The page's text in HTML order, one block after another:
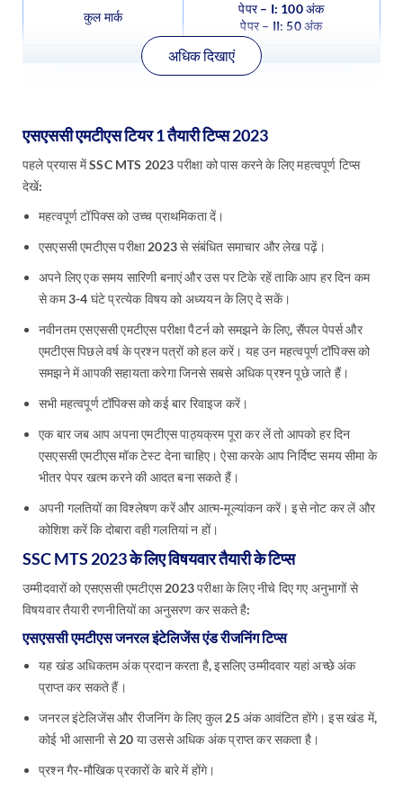
कुल मार्क
पेपर – I: 100 अंक
पेपर – II: 50 अंक
अधिक दिखाएं
एसएससी एमटीएस टियर 1 तैयारी टिप्स 2023
पहले प्रयास में SSC MTS 2023 परीक्षा को पास करने के लिए महत्वपूर्ण टिप्स
देखें:
महत्वपूर्ण टॉपिक्स को उच्च प्राथमिकता दें।
एसएससी एमटीएस परीक्षा 2023 से संबंधित समाचार और लेख पढ़ें।
अपने लिए एक समय सारिणी बनाएं और उस पर टिके रहें ताकि आप हर दिन कम
से कम 3-4 घंटे प्रत्येक विषय को अध्ययन के लिए दे सकें।
नवीनतम एसएससी एमटीएस परीक्षा पैटर्न को समझने के लिए, सैंपल पेपर्स और
एमटीएस पिछले वर्ष के प्रश्न पत्रों को हल करें। यह उन महत्वपूर्ण टॉपिक्स को
समझने में आपकी सहायता करेगा जिनसे सबसे अधिक प्रश्न पूछे जाते हैं।
सभी महत्वपूर्ण टॉपिक्स को कई बार रिवाइज करें।
एक बार जब आप अपना एमटीएस पाठ्यक्रम पूरा कर लें तो आपको हर दिन
एसएससी एमटीएस मॉक टेस्ट देना चाहिए। ऐसा करके आप निर्दिष्ट समय सीमा के
भीतर पेपर खत्म करने की आदत बना सकते हैं।
अपनी गलतियों का विश्लेषण करें और आत्म-मूल्यांकन करें। इसे नोट कर लें और
कोशिश करें कि दोबारा वही गलतियां न हों।
SSC MTS 2023 के लिए विषयवार तैयारी के टिप्स
उम्मीदवारों को एसएससी एमटीएस 2023 परीक्षा के लिए नीचे दिए गए अनुभागों से
विषयवार तैयारी रणनीतियों का अनुसरण कर सकते है:
एसएससी एमटीएस जनरल इंटेलिजेंस एंड रीजनिंग टिप्स
यह खंड अधिकतम अंक प्रदान करता है, इसलिए उम्मीदवार यहां अच्छे अंक
प्राप्त कर सकते हैं।
जनरल इंटेलिजेंस और रीजनिंग के लिए कुल 25 अंक आवंटित होंगे। इस खंड में,
कोई भी आसानी से 20 या उससे अधिक अंक प्राप्त कर सकता है।
प्रश्न गैर-मौखिक प्रकारों के बारे में होंगे।